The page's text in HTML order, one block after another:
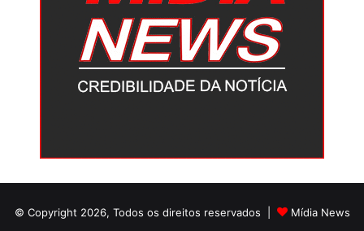
© Copyright 2026, Todos os direitos reservados |
Mídia News